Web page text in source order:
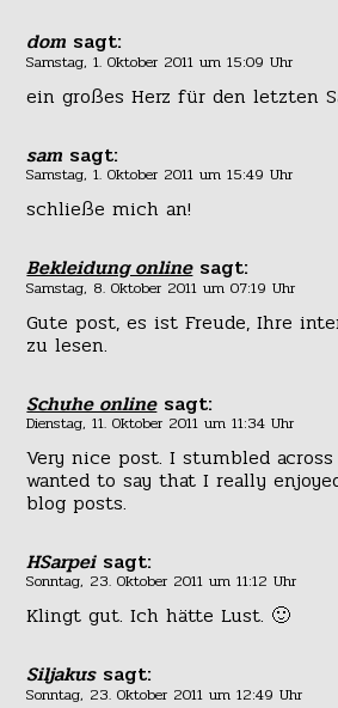
dom sagt:
Samstag, 1. Oktober 2011 um 15:09 Uhr
ein großes Herz für den letzten
sam sagt:
Samstag, 1. Oktober 2011 um 15:49 Uhr
schließe mich an!
Bekleidung online sagt:
Samstag, 8. Oktober 2011 um 07:19 Uhr
Gute post, es ist Freude, Ihre
zu lesen.
Schuhe online sagt:
Dienstag, 11. Oktober 2011 um 11:34 Uhr
Very nice post. I stumbled
wanted to say that I really
blog posts.
HSarpei sagt:
Sonntag, 23. Oktober 2011 um 11:12 Uhr
Klingt gut. Ich hätte Lust. 🙂
Siljakus sagt:
Sonntag, 23. Oktober 2011 um 12:49 Uhr